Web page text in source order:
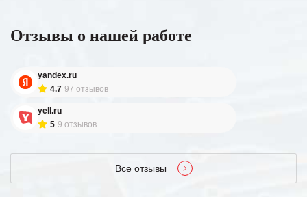
Отзывы о нашей работе
yandex.ru
4.7 97 отзывов
yell.ru
5 9 отзывов
Все отзывы